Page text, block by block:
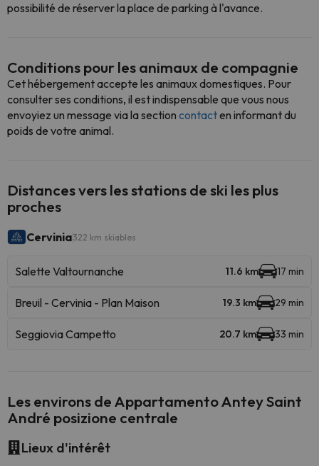
possibilité de réserver la place de parking à l'avance.
Conditions pour les animaux de compagnie
Cet hébergement accepte les animaux domestiques. Pour
consulter ses conditions, il est indispensable que vous nous
envoyiez un message via la section contacten informant du
poids de votre animal.
Distances vers les stations de ski les plus
proches
Cervinia322 km skiables
Salette Valtournanche 11.6 km 17 min
Breuil - Cervinia - Plan Maison 19.3 km 29 min
Seggiovia Campetto 20.7 km 33 min
Les environs de Appartamento Antey Saint
André posizione centrale
Lieux d'intérêt